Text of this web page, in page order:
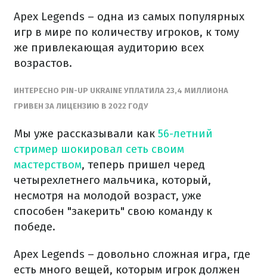
Apex Legends – одна из самых популярных
игр в мире по количеству игроков, к тому
же привлекающая аудиторию всех
возрастов.
ИНТЕРЕСНО PIN-UP UKRAINE УПЛАТИЛА 23,4 МИЛЛИОНА
ГРИВЕН ЗА ЛИЦЕНЗИЮ В 2022 ГОДУ
Мы уже рассказывали как 56-летний
стример шокировал сеть своим
мастерством, теперь пришел черед
четырехлетнего мальчика, который,
несмотря на молодой возраст, уже
способен "закерить" свою команду к
победе.
Apex Legends – довольно сложная игра, где
есть много вещей, которым игрок должен